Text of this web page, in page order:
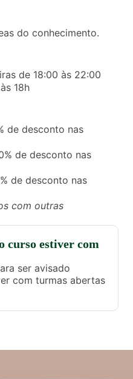
do conhecimento.
de 18:00 às 22:00
18h
de desconto nas
de desconto nas
de desconto nas
com outras
curso estiver com
ser avisado
com turmas abertas